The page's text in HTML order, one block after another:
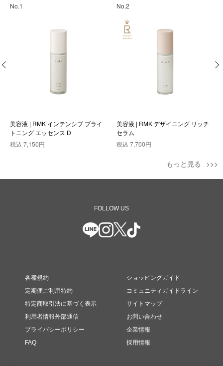
No.1
美容液 | RMK インテンシブ ブライ
トニング エッセンス D
税込 7,150円
No.2
美容液 | RMK デザイニング リッチ
セラム
税込 7,700円
もっと見る
FOLLOW US
各種規約
定期便ご利用特約
特定商取引法に基づく表示
利用者情報外部通信
プライバシーポリシー
FAQ
ショッピングガイド
コミュニティガイドライン
サイトマップ
お問い合わせ
企業情報
採用情報